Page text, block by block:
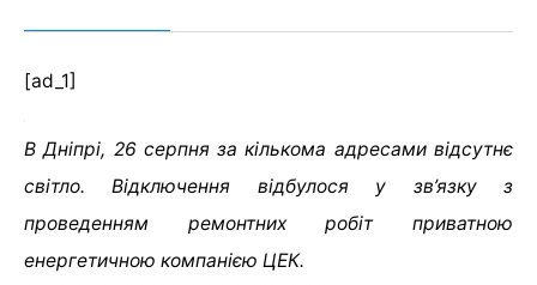
[ad_1]
В Дніпрі, 26 серпня за кількома адресами відсутнє
світло. Відключення відбулося у зв’язку з
проведенням ремонтних робіт приватною
енергетичною компанією ЦЕК.